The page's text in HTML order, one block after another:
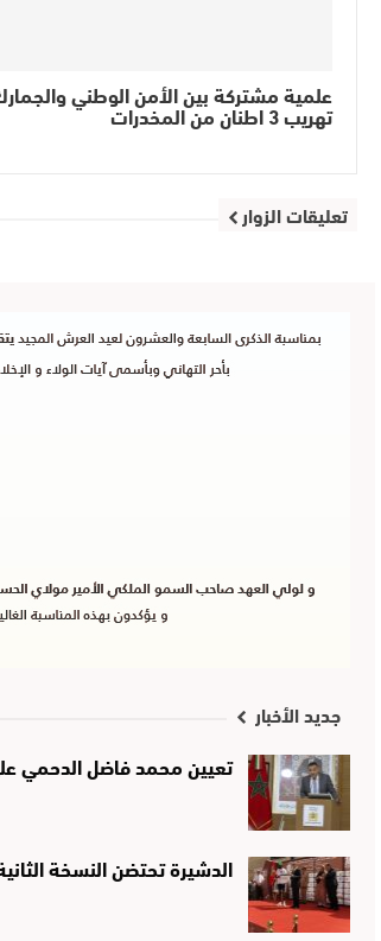
علمية مشتركة بين الأمن الوطني
تهريب 3 اطنان من المخدرات
تعليقات الزوار
جديد الأخبار
تعيين محمد فاضل الدحمي
الدشيرة تحتضن النسخة الثانية من السباق